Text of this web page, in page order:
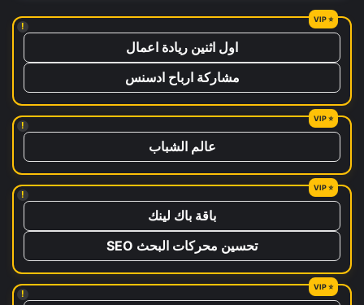
!
اول اثنين ريادة اعمال
مشاركة ارباح ادسنس
!
عالم الشباب
!
باقة باك لينك
تحسين محركات البحث SEO
!